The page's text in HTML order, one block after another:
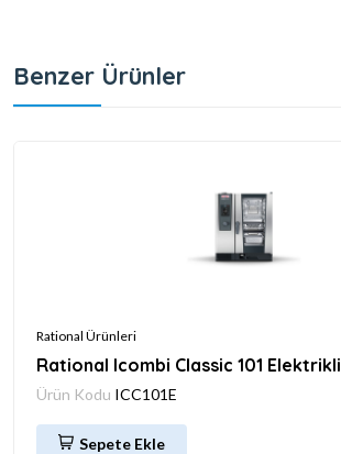
Benzer Ürünler
Rational Ürünleri
Rational Icombi Classic 101 Elektrikli
Ürün Kodu ICC101E
Sepete Ekle